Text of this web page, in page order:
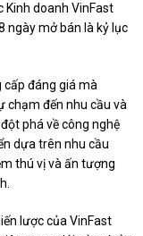
Kinh doanh VinFast
ngày mở bán là kỷ lục
cấp đáng giá mà
chạm đến nhu cầu và
phá về công nghệ
dựa trên nhu cầu
thú vị và ấn tượng
lược của VinFast